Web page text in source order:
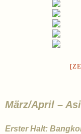
März/April –
Erster Halt: